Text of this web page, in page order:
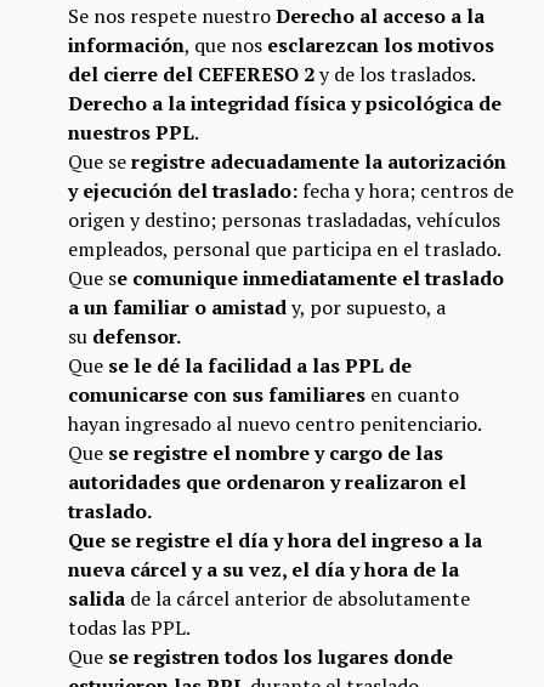
Se nos respete nuestroDerecho al acceso a la
información, que nos esclarezcan los motivos
del cierre del CEFERESO 2y de los traslados.
Derecho a la integridad física y psicológica de
nuestros PPL.
Que seregistre adecuadamente la autorización
y ejecución del traslado:fecha y hora; centros de
origen y destino; personas trasladadas, vehículos
empleados, personal que participa en el traslado.
Que se comunique inmediatamente el traslado
a un familiar o amistady, por supuesto, a
su defensor.
Que se le dé la facilidad a las PPL de
comunicarse con sus familiares en cuanto
hayan ingresado al nuevo centro penitenciario.
Que se registre el nombre y cargo de las
autoridades que ordenaron y realizaron el
traslado.
Que se registre el día y hora del ingreso a la
nueva cárcel y a su vez, el día y hora de la
salida de la cárcel anterior de absolutamente
todas las PPL.
Que se registren todos los lugares donde